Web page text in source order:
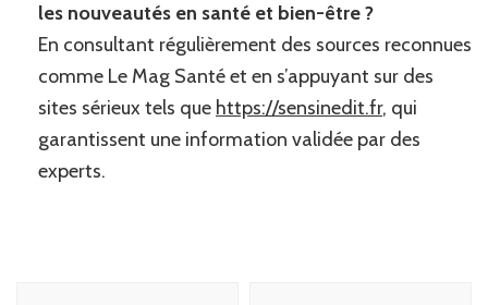
les nouveautés en santé et bien-être ?
En consultant régulièrement des sources reconnues
comme Le Mag Santé et en s’appuyant sur des
sites sérieux tels que https://sensinedit.fr, qui
garantissent une information validée par des
experts.
Navigation